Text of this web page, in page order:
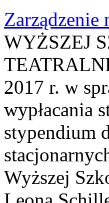
Zarządzenie
WYŻSZEJ
2017 r. w
wypłacania
stypendium
Wyższej